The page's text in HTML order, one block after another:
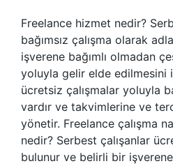
Freelance hizmet nedir?
bağımsız çalışma olarak
işverene bağımlı olmadan
yoluyla gelir elde edilmesini
ücretsiz çalışmalar yoluyla
vardır ve takvimlerine ve
yönetir. Freelance çalışma
nedir? Serbest çalışanlar
bulunur ve belirli bir